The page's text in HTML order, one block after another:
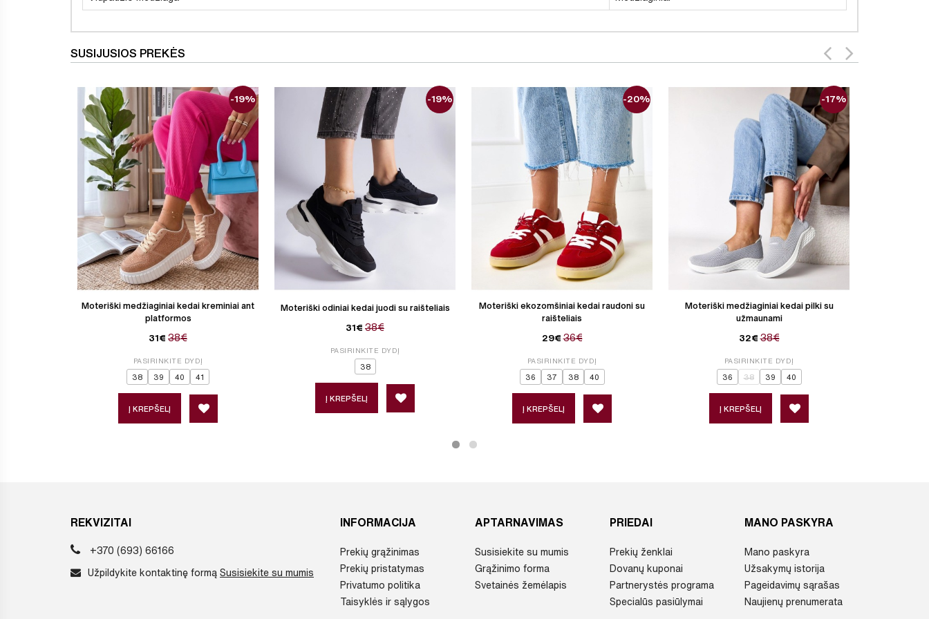
SUSIJUSIOS PREKĖS
Moteriški medžiaginiai kedai kreminiai ant
platformos
31€ 38€
-19%
PASIRINKITE DYDĮ
38 39 40 41
Į KREPŠELĮ
Moteriški odiniai kedai juodi su raišteliais
31€ 38€
-19%
PASIRINKITE DYDĮ
38
Į KREPŠELĮ
Moteriški ekozomšiniai kedai raudoni su
raišteliais
29€ 36€
-20%
PASIRINKITE DYDĮ
36 37 38 40
Į KREPŠELĮ
Moteriški medžiaginiai kedai pilki su
užmaunami
32€ 38€
-17%
PASIRINKITE DYDĮ
36 38 39 40
Į KREPŠELĮ
REKVIZITAI
+370 (693) 66166
Užpildykite kontaktinę formą Susisiekite su mumis
INFORMACIJA
Prekių grąžinimas
Prekių pristatymas
Privatumo politika
Taisyklės ir sąlygos
APTARNAVIMAS
Susisiekite su mumis
Grąžinimo forma
Svetainės žemėlapis
PRIEDAI
Prekių ženklai
Dovanų kuponai
Partnerystės programa
Specialūs pasiūlymai
MANO PASKYRA
Mano paskyra
Užsakymų istorija
Pageidavimų sąrašas
Naujienų prenumerata